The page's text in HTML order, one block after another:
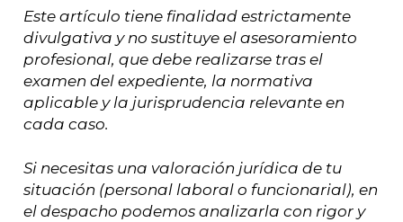
Este artículo tiene finalidad estrictamente
divulgativa y no sustituye el asesoramiento
profesional, que debe realizarse tras el
examen del expediente, la normativa
aplicable y la jurisprudencia relevante en
cada caso.
Si necesitas una valoración jurídica de tu
situación (personal laboral o funcionarial), en
el despacho podemos analizarla con rigor y